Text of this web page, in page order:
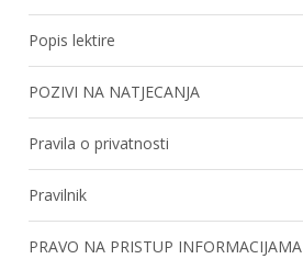
Popis lektire
POZIVI NA NATJECANJA
Pravila o privatnosti
Pravilnik
PRAVO NA PRISTUP INFORMACIJAMA